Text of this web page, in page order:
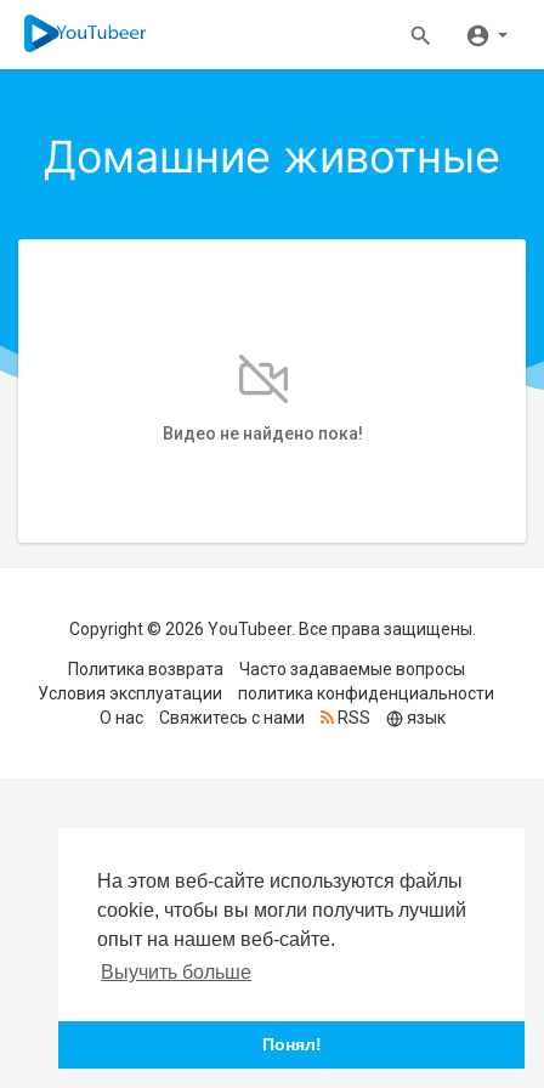
На этом веб-сайте используются файлы
cookie, чтобы вы могли получить лучший
опыт на нашем веб-сайте.
Выучить больше
Понял!
Домашние животные
Видео не найдено пока!
Copyright © 2026 YouTubeer. Все права защищены.
Политика возврата
Часто задаваемые вопросы
Условия эксплуатации
политика конфиденциальности
О нас
Свяжитесь с нами RSS язык